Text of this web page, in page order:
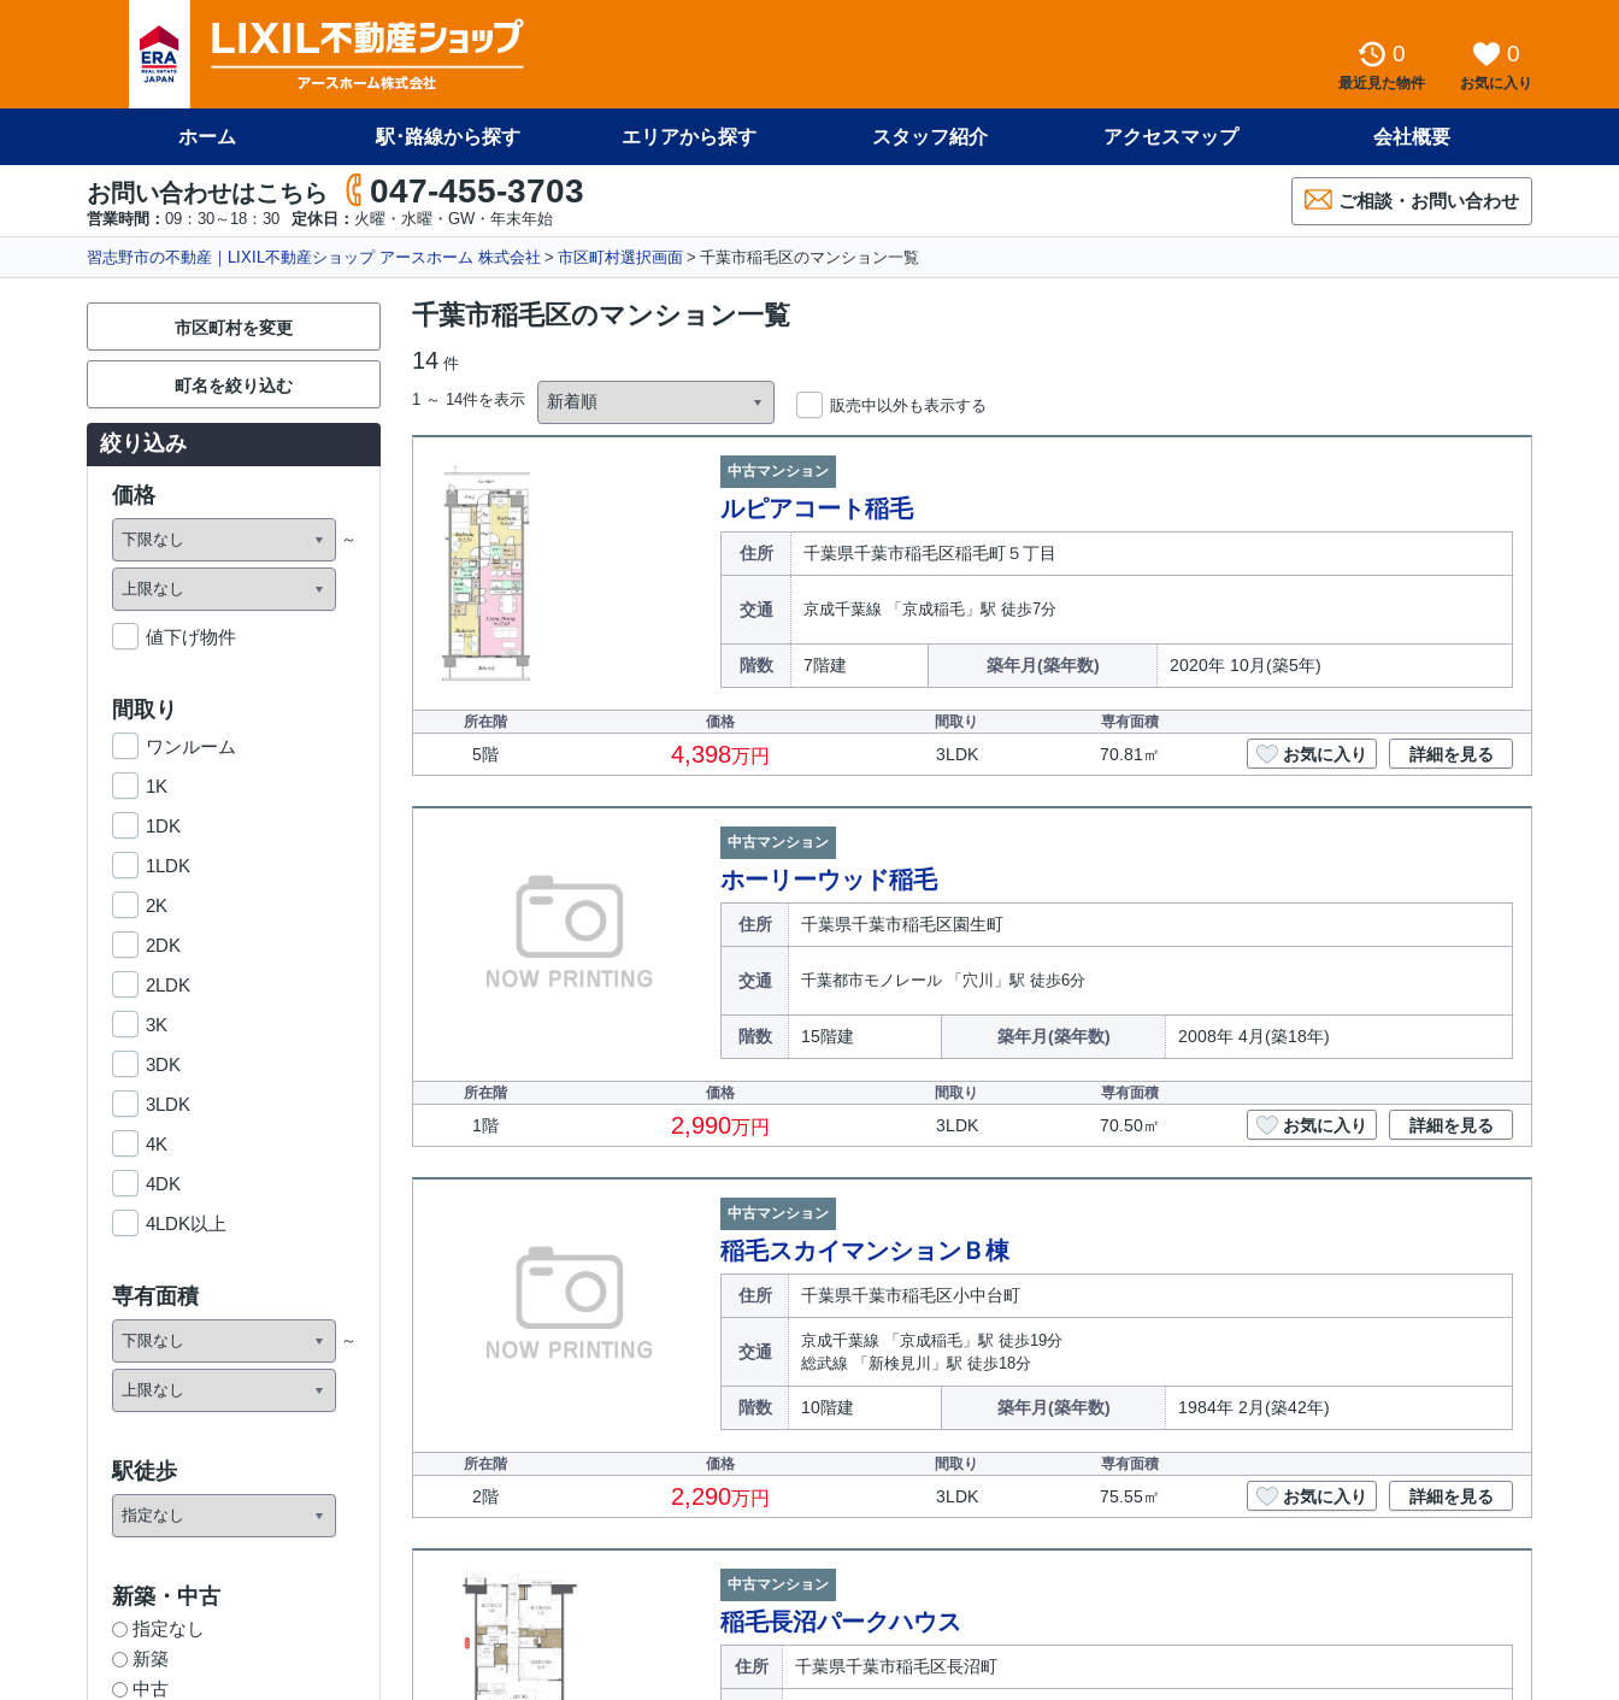
0
最近見た物件
0
お気に入り
ホーム 駅･路線から探す エリアから探す スタッフ紹介 アクセスマップ 会社概要
お問い合わせはこちら 047-455-3703
営業時間： 09：30～18：30 定休日： 火曜・水曜・GW・年末年始
ご相談・お問い合わせ
習志野市の不動産｜LIXIL不動産ショップ アースホーム 株式会社 市区町村選択画面 千葉市稲毛区のマンション一覧
千葉市稲毛区のマンション一覧
14 件
1 ～ 14件を表示
販売中以外も表示する
中古マンション
ルピアコート稲毛
住所 千葉県千葉市稲毛区稲毛町５丁目
交通 京成千葉線 「京成稲毛」駅 徒歩7分
階数 7階建 築年月(築年数) 2020年 10月(築5年)
所在階 価格 間取り 専有面積
5階 4,398万円 3LDK 70.81㎡ お気に入り 詳細を見る
中古マンション
ホーリーウッド稲毛
住所 千葉県千葉市稲毛区園生町
交通 千葉都市モノレール 「穴川」駅 徒歩6分
階数 15階建 築年月(築年数) 2008年 4月(築18年)
所在階 価格 間取り 専有面積
1階 2,990万円 3LDK 70.50㎡ お気に入り 詳細を見る
中古マンション
稲毛スカイマンションＢ棟
住所 千葉県千葉市稲毛区小中台町
交通
京成千葉線 「京成稲毛」駅 徒歩19分
総武線 「新検見川」駅 徒歩18分
階数 10階建 築年月(築年数) 1984年 2月(築42年)
所在階 価格 間取り 専有面積
2階 2,290万円 3LDK 75.55㎡ お気に入り 詳細を見る
中古マンション
稲毛長沼パークハウス
住所 千葉県千葉市稲毛区長沼町
市区町村を変更
町名を絞り込む
絞り込み
価格
値下げ物件
間取り
ワンルーム
1K
1DK
1LDK
2K
2DK
2LDK
3K
3DK
3LDK
4K
4DK
4LDK以上
専有面積
駅徒歩
新築・中古
指定なし
新築
中古